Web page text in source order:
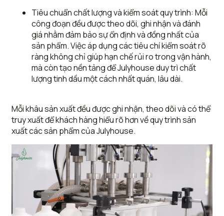
Tiêu chuẩn chất lượng và kiểm soát quy trình: Mỗi
công đoạn đều được theo dõi, ghi nhận và đánh
giá nhằm đảm bảo sự ổn định và đồng nhất của
sản phẩm. Việc áp dụng các tiêu chí kiểm soát rõ
ràng không chỉ giúp hạn chế rủi ro trong vận hành,
mà còn tạo nền tảng để Julyhouse duy trì chất
lượng tinh dầu một cách nhất quán, lâu dài.
Mỗi khâu sản xuất đều được ghi nhận, theo dõi và có thể
truy xuất để khách hàng hiểu rõ hơn về quy trình sản
xuất các sản phẩm của Julyhouse.